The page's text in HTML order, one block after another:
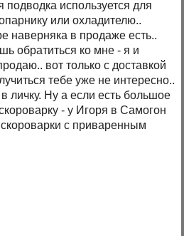
используется для
или охладителю..
наверняка в продаже есть..
обратиться ко мне - я и
вот только с доставкой
тебе уже не интересно..
личку. Ну а если есть большое
- у Игоря в Самогон
с приваренным